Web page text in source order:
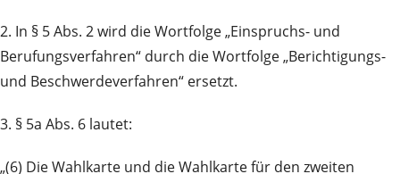
2. In § 5 Abs. 2 wird die Wortfolge „Einspruchs- und
Berufungsverfahren“ durch die Wortfolge „Berichtigungs-
und Beschwerdeverfahren“ ersetzt.
3. § 5a Abs. 6 lautet:
„(6) Die Wahlkarte und die Wahlkarte für den zweiten